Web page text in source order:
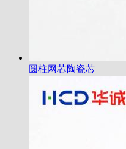
圆柱网芯陶瓷芯